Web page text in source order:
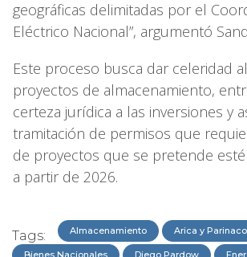
geográficas delimitadas por el
Eléctrico Nacional”, argumentó
Este proceso busca dar celeridad
proyectos de almacenamiento,
certeza jurídica a las inversiones y
tramitación de permisos que
de proyectos que se pretende
a partir de 2026.
Tags: Almacenamiento Arica y
Bienes Nacionales Diego Pardow